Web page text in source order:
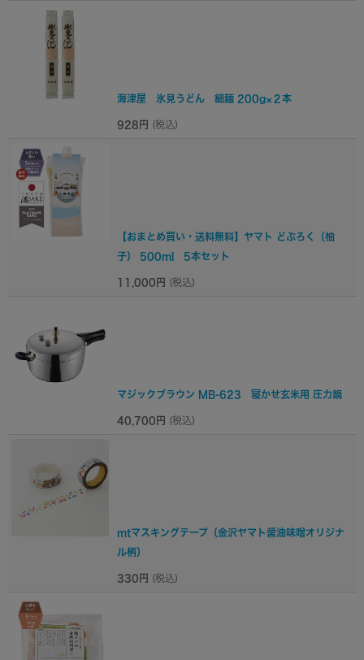
海津屋 氷見うどん 細麺 200g×２本
928円 (税込)
【おまとめ買い・送料無料】ヤマト どぶろく（柚
子） 500ml 5本セット
11,000円 (税込)
マジックブラウン MB-623 寝かせ玄米用 圧力鍋
40,700円 (税込)
mtマスキングテープ（金沢ヤマト醤油味噌オリジナ
ル柄）
330円 (税込)